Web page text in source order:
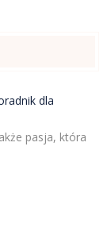
dla
pasja, która